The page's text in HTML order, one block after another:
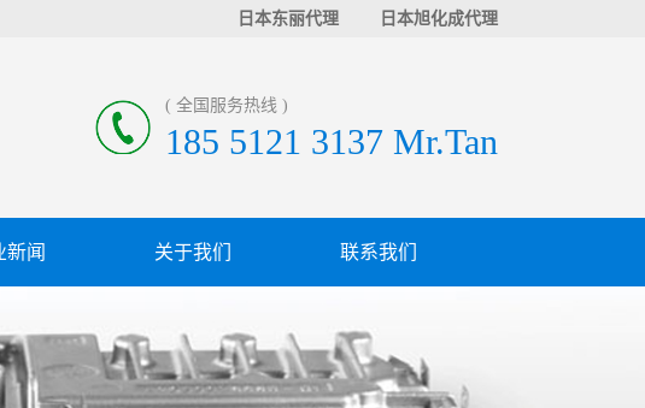
日本东丽代理 日本旭化成代理
( 全国服务热线 )
185 5121 3137 Mr.Tan
新闻 关于我们 联系我们